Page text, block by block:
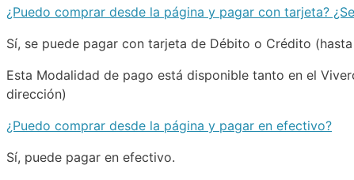
¿Puedo comprar desde la página y pagar con tarjeta?
Sí, se puede pagar con tarjeta de Débito o Crédito
Esta Modalidad de pago está disponible tanto en el
dirección)
¿Puedo comprar desde la página y pagar en efectivo?
Sí, puede pagar en efectivo.